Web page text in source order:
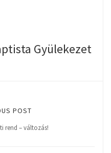
Gyülekezet
POST
rend – változás!